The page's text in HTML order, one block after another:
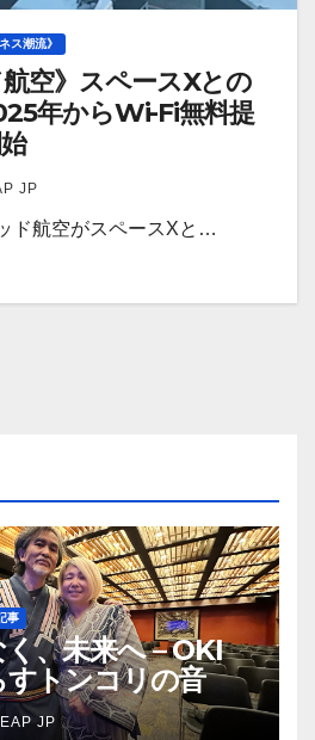
ス潮流》
航空》スペースXとの
年からWi-Fi無料提
JP
ド航空がスペースXと…
事
、未来へ – OKI
トンコリの音
JP